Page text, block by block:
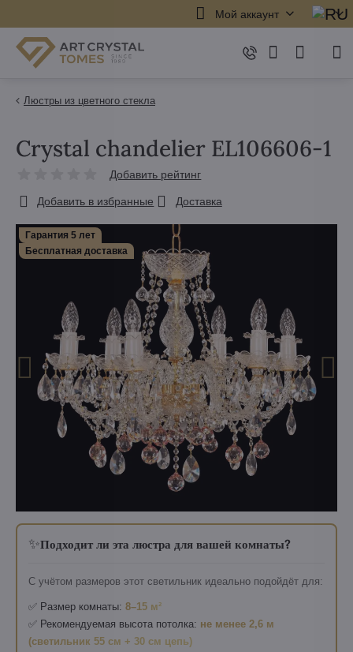
Мой аккаунт
Люстры из цветного стекла
Гарантия 5 лет
Бесплатная доставка
✨Подходит ли эта люстра для вашей комнаты?
С учётом размеров этот светильник идеально подойдёт для:
✅ Размер комнаты: 8–15 м²
✅ Рекомендуемая высота потолка: не менее 2,6 м
(светильник 55 см + 30 см цепь)
Crystal chandelier EL106606-1
Добавить рейтинг
Добавить в избранные Доставка